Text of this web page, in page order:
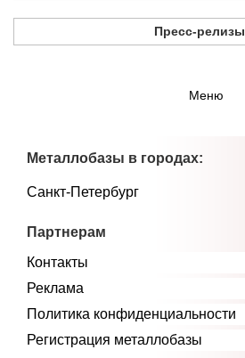
Пресс-релизы
Меню
Металлобазы в городах:
Санкт-Петербург
Партнерам
Контакты
Реклама
Политика конфиденциальности
Регистрация металлобазы